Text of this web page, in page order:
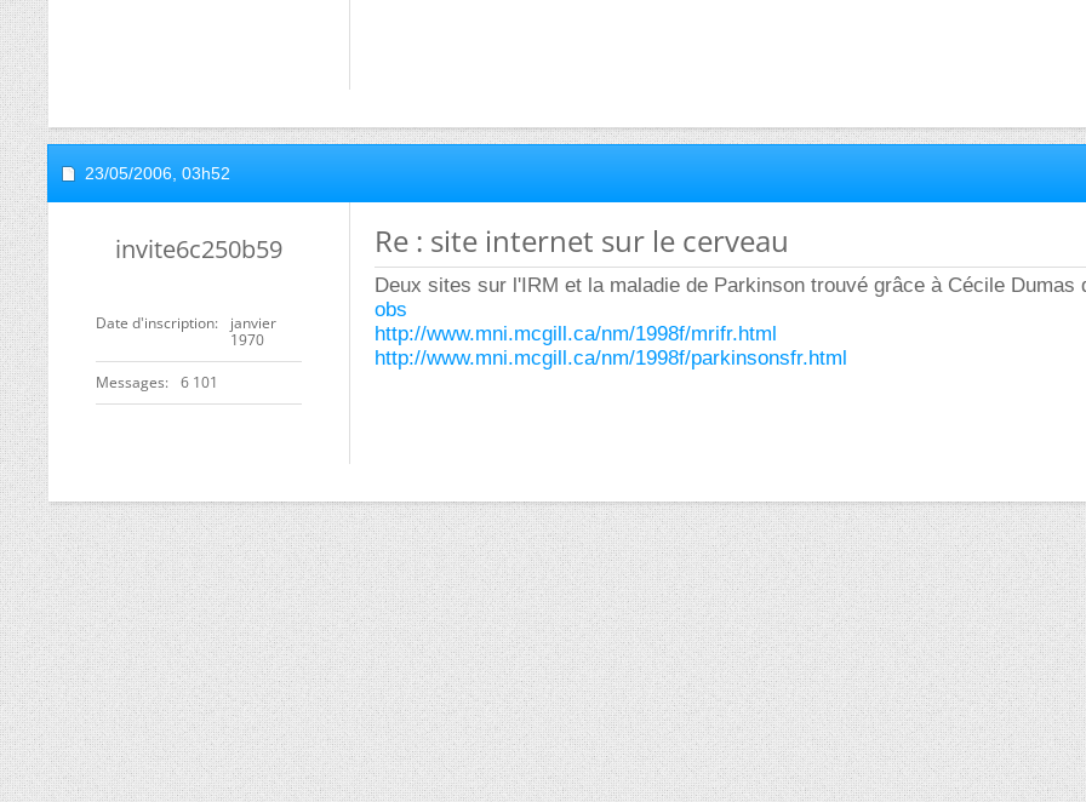
23/05/2006, 03h52
invite6c250b59
Date d'inscription
janvier
1970
Messages 6 101
Re : site internet sur le cerveau
Deux sites sur l'IRM et la maladie de Parkinson trouvé grâce à Cécile Dumas
obs
http://www.mni.mcgill.ca/nm/1998f/mrifr.html
http://www.mni.mcgill.ca/nm/1998f/parkinsonsfr.html